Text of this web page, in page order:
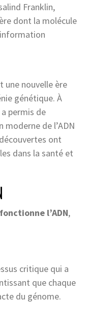
Franklin,
dont la molécule
une nouvelle ère
génétique. À
permis de
moderne de l’ADN
ont
dans la santé et
l’ADN,
critique qui a
que chaque
du génome.